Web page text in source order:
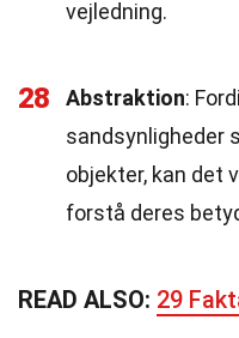
vejledning.
28 Abstraktion:
sandsynligheder
objekter, kan det
forstå deres
READ ALSO: 29